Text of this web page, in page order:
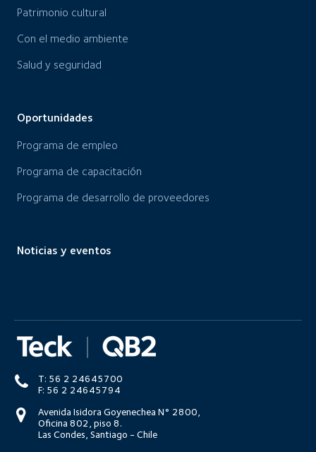
Patrimonio cultural
Con el medio ambiente
Salud y seguridad
Oportunidades
Programa de empleo
Programa de capacitación
Programa de desarrollo de proveedores
Noticias y eventos
T: 56 2 24645700
F: 56 2 24645794
Avenida Isidora Goyenechea N° 2800,
Oficina 802, piso 8.
Las Condes, Santiago - Chile